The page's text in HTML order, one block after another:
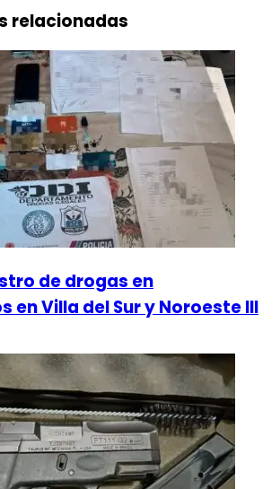
relacionadas
de drogas en
en Villa del Sur y Noroeste III